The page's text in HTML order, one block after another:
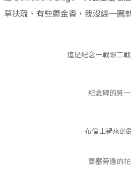
草扶疏、有些鬱金香，我沒繞一圈
這是紀念一戰跟二
紀念碑的另
布倫山過來的
要塞旁邊的